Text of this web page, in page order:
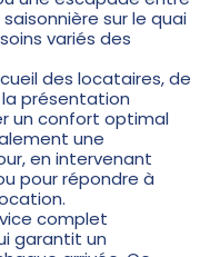
sur le quai
variés des
des locataires, de
présentation
un confort optimal
une
en intervenant
pour répondre à
complet
garantit un